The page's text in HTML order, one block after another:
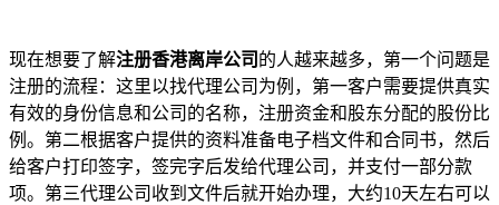
现在想要了解注册香港离岸公司 的人越来越多，第一个问题是
注册的流程：这里以找代理公司为例，第一客户需要提供真实
有效的身份信息和公司的名称，注册资金和股东分配的股份比
例。第二根据客户提供的资料准备电子档文件和合同书，然后
给客户打印签字，签完字后发给代理公司，并支付一部分款
项。第三代理公司收到文件后就开始办理，大约10天左右可以